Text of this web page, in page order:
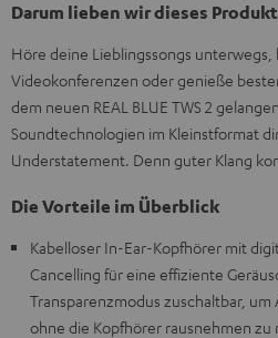
Darum lieben wir dieses Produkt
Höre deine Lieblingssongs
Videokonferenzen oder genieße
dem neuen REAL BLUE TWS 2
Soundtechnologien im Kleinstformat
Understatement. Denn guter Klang
Die Vorteile im Überblick
Kabelloser In-Ear-Kopfhörer mit
Cancelling für eine effiziente
Transparenzmodus zuschaltbar,
ohne die Kopfhörer rausnehmen zu